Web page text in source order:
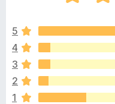
r
e
t
分
.
/
5
4
3
2
1